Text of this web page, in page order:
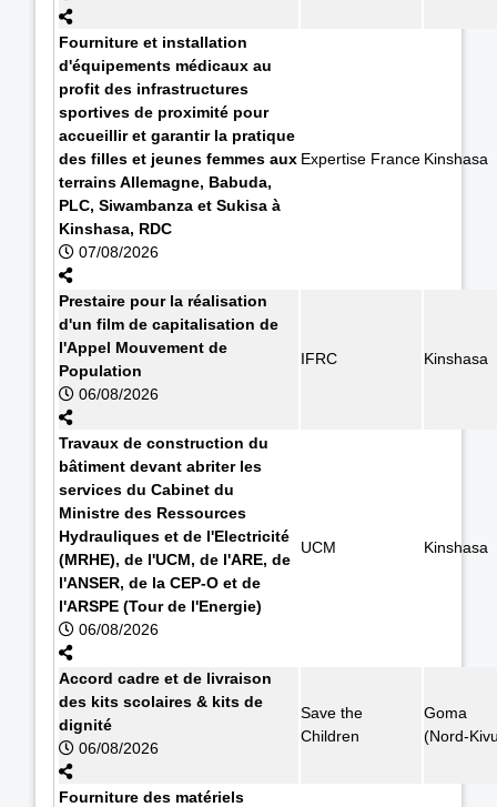
Fourniture et installation
d'équipements médicaux au
profit des infrastructures
sportives de proximité pour
accueillir et garantir la pratique
des filles et jeunes femmes aux
terrains Allemagne, Babuda,
PLC, Siwambanza et Sukisa à
Kinshasa, RDC
07/08/2026
Expertise France Kinshasa
Prestaire pour la réalisation
d'un film de capitalisation de
l'Appel Mouvement de
Population
06/08/2026
IFRC Kinshasa
Travaux de construction du
bâtiment devant abriter les
services du Cabinet du
Ministre des Ressources
Hydrauliques et de l'Electricité
(MRHE), de l'UCM, de l'ARE, de
l'ANSER, de la CEP-O et de
l'ARSPE (Tour de l'Energie)
06/08/2026
UCM Kinshasa
Accord cadre et de livraison
des kits scolaires & kits de
dignité
06/08/2026
Save the
Children
Goma
(Nord-
Fourniture des matériels